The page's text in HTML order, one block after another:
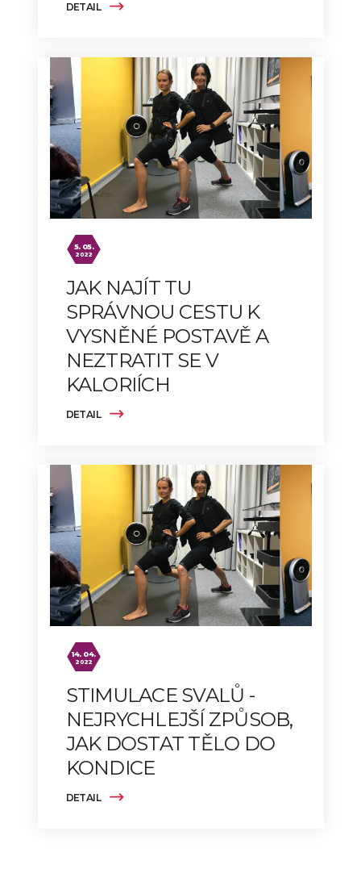
DETAIL
DETAIL
5. 05.
2022
JAK NAJÍT TU
SPRÁVNOU CESTU K
VYSNĚNÉ POSTAVĚ A
NEZTRATIT SE V
KALORIÍCH
DETAIL
14. 04.
2022
STIMULACE SVALŮ -
NEJRYCHLEJŠÍ ZPŮSOB,
JAK DOSTAT TĚLO DO
KONDICE